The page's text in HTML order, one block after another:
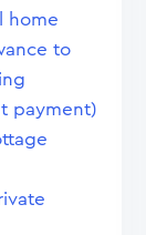
home
to
payment)